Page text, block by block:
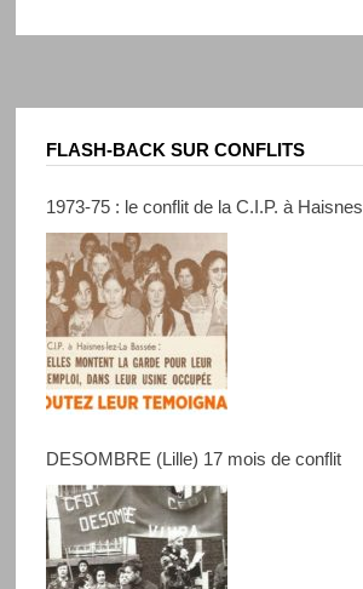
FLASH-BACK SUR CONFLITS
1973-75 : le conflit de la C.I.P. à Haisnes
DESOMBRE (Lille) 17 mois de conflit